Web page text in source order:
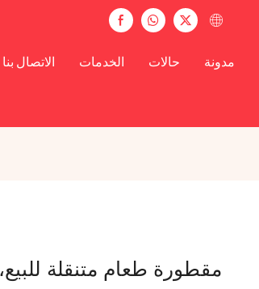
الاتصال بنا الخدمات حالات مدونة
مقطورة طعام متنقلة